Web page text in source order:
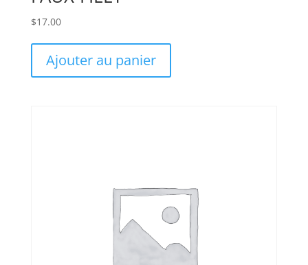
$17.00
Ajouter au panier